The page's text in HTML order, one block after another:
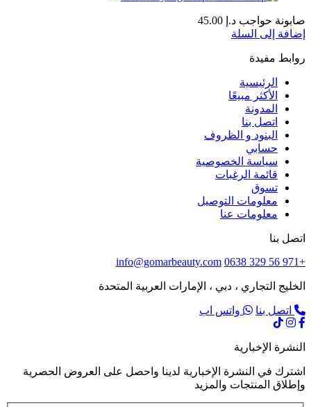
صابونة حواجب د.إ
إضافة إلى السلة
روابط مفيدة
الرئيسية
الأكثر مبيعًا
المدونة
اتصل بنا
البنود و الظروف
حسابي
سياسة الخصوصية
قائمة الرغبات
تسوق
معلومات التوصيل
معلومات عنا
اتصل بنا
+971 56 329 0638
info@gomarbeauty.com
الخليج التجاري ، دبي ، الإمارات العربية المتحدة
اتصل بنا واتس اب
النشرة الإخبارية
اشترك في النشرة الإخبارية لدينا واحصل على العروض الحصرية
وإطلاق المنتجات والمزيد